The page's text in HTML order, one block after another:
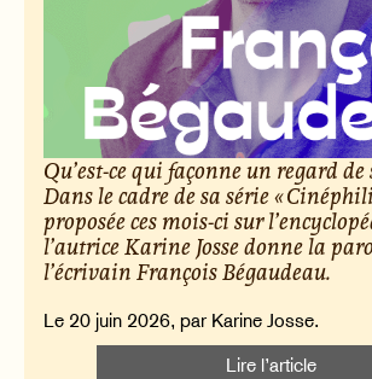
Qu’est-ce qui façonne un regard de
Dans le cadre de sa série «
proposée ces mois-ci sur
l’autrice Karine Josse donne la
l’écrivain François Bégaudeau.
Le 20 juin 2026, par Karine Josse.
Lire l’article